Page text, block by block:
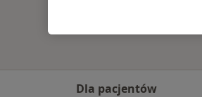
Dla pacjentów